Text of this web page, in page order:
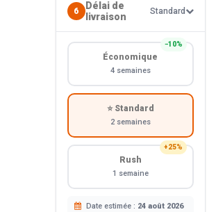
6
Délai de
livraison
Standard
−10%
Économique
4 semaines
⭐ Standard
2 semaines
+25%
Rush
1 semaine
Date estimée : 24 août 2026